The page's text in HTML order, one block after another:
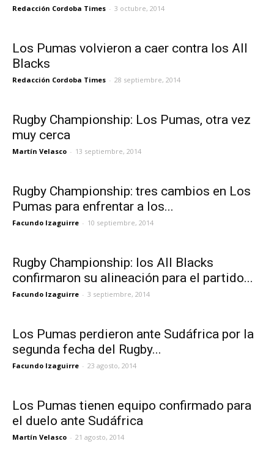
Redacción Cordoba Times - 3 octubre, 2014
Los Pumas volvieron a caer contra los All
Blacks
Redacción Cordoba Times - 28 septiembre, 2014
Rugby Championship: Los Pumas, otra vez
muy cerca
Martín Velasco - 13 septiembre, 2014
Rugby Championship: tres cambios en Los
Pumas para enfrentar a los...
Facundo Izaguirre - 10 septiembre, 2014
Rugby Championship: los All Blacks
confirmaron su alineación para el partido...
Facundo Izaguirre - 3 septiembre, 2014
Los Pumas perdieron ante Sudáfrica por la
segunda fecha del Rugby...
Facundo Izaguirre - 23 agosto, 2014
Los Pumas tienen equipo confirmado para
el duelo ante Sudáfrica
Martín Velasco - 21 agosto, 2014